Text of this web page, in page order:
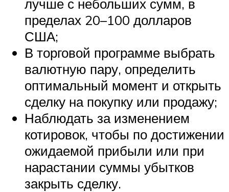
лучше с небольших сумм, в
пределах 20–100 долларов
США;
В торговой программе выбрать
валютную пару, определить
оптимальный момент и открыть
сделку на покупку или продажу;
Наблюдать за изменением
котировок, чтобы по достижении
ожидаемой прибыли или при
нарастании суммы убытков
закрыть сделку.